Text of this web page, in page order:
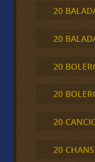
20
20
20
20
20
20